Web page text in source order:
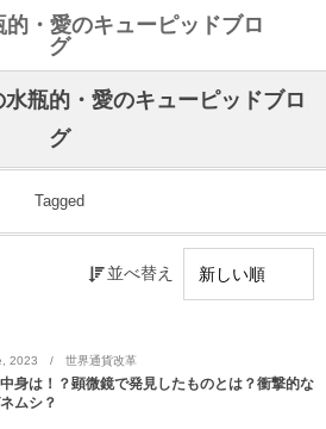
・愛のキューピッドブロ
グ
瓶的・愛のキューピッドブロ
グ
Tagged
並べ替え
2023 世界通貨改革
身は！？顕微鏡で発見したものとは？衝撃的な
ムシ？